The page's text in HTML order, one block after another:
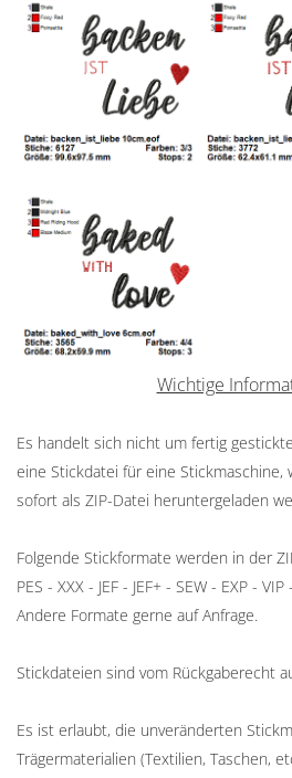
Wichtige
Es handelt sich nicht um fertig
eine Stickdatei für eine Stickmaschine,
sofort als ZIP-Datei heruntergeladen
Folgende Stickformate werden in der
PES - XXX - JEF - JEF+ - SEW - EXP -
Andere Formate gerne auf Anfrage.
Stickdateien sind vom Rückgaberecht
Es ist erlaubt, die unveränderten
Trägermaterialien (Textilien, Taschen,